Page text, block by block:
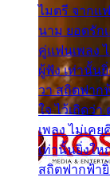
ไมตรี จากแ
นาม ยอดรัก
คู่แฟนเพลง
ผู้ฟัง เท่านั้น
วา สถิตฟาก
ใจ ไว้เถิดว่
เพลง ไม่เค
เท่านั้นยิ่งให
สถิตฟากฟ้า